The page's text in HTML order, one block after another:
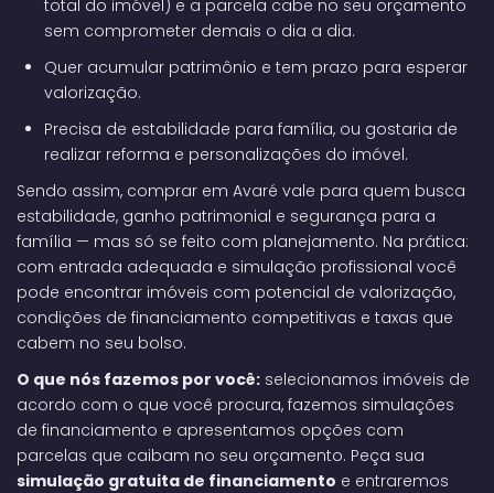
total do imóvel) e a parcela cabe no seu orçamento
sem comprometer demais o dia a dia.
Quer acumular patrimônio e tem prazo para esperar
valorização.
Precisa de estabilidade para família, ou gostaria de
realizar reforma e personalizações do imóvel.
Sendo assim, comprar em Avaré vale para quem busca
estabilidade, ganho patrimonial e segurança para a
família — mas só se feito com planejamento. Na prática:
com entrada adequada e simulação profissional você
pode encontrar imóveis com potencial de valorização,
condições de financiamento competitivas e taxas que
cabem no seu bolso.
O que nós fazemos por você: selecionamos imóveis de
acordo com o que você procura, fazemos simulações
de financiamento e apresentamos opções com
parcelas que caibam no seu orçamento. Peça sua
simulação gratuita de financiamento e entraremos